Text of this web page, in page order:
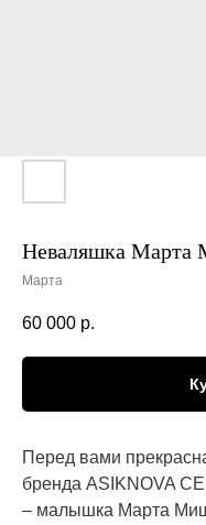
Неваляшка Марта
Марта
60 000 р.
Перед вами
бренда ASIKNOVA
– малышка Марта